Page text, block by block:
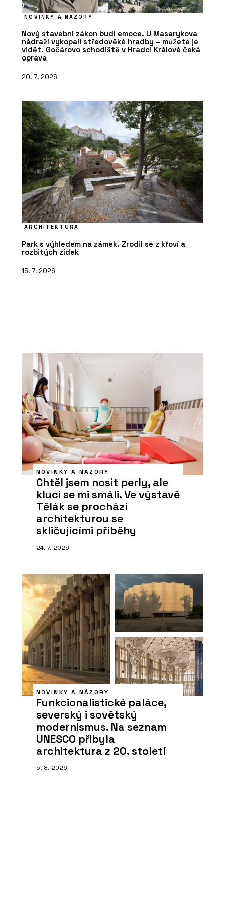
NOVINKY A NÁZORY
Nový stavební zákon budí emoce. U Masarykova
nádraží vykopali středověké hradby – můžete je
vidět. Gočárovo schodiště v Hradci Králové čeká
oprava
20. 7. 2026
ARCHITEKTURA
Park s výhledem na zámek. Zrodil se z křoví a
rozbitých zídek
15. 7. 2026
NOVINKY A NÁZORY
Chtěl jsem nosit perly, ale
kluci se mi smáli. Ve výstavě
Tělák se prochází
architekturou se
skličujícími příběhy
24. 7. 2026
NOVINKY A NÁZORY
Funkcionalistické paláce,
severský i sovětský
modernismus. Na seznam
UNESCO přibyla
architektura z 20. století
5. 8. 2026